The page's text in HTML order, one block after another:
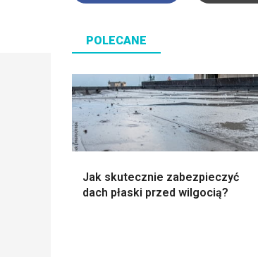
POLECANE
Jak skutecznie zabezpieczyć
dach płaski przed wilgocią?